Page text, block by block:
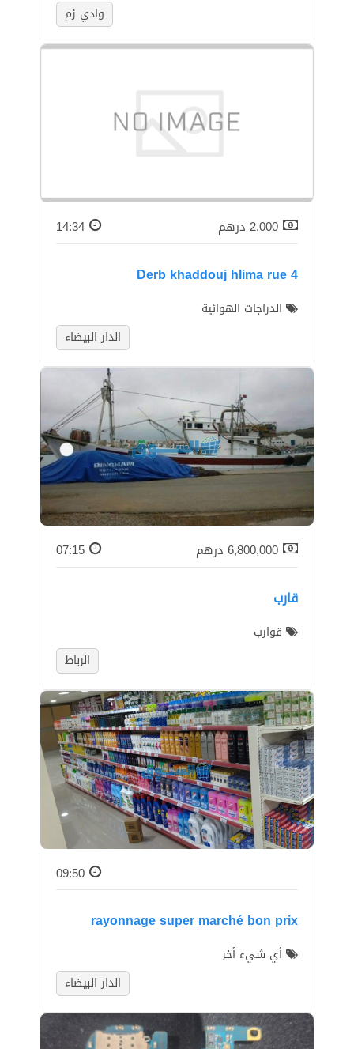
وادي زم
2,000 درهم 14:34
Derb khaddouj hlima rue 4
الدراجات الهوائية
الدار البيضاء
6,800,000 درهم 07:15
قارب
قوارب
الرباط
09:50
rayonnage super marché bon prix
أي شيء أخر
الدار البيضاء